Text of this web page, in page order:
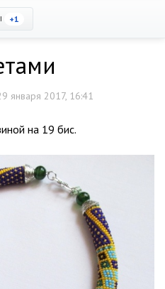
+1
января 2017, 16:41
на 19 бис.